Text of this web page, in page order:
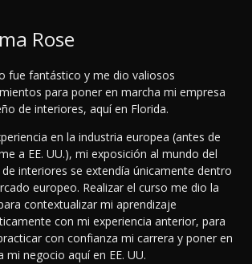
Rose
fue fantástico y me dio valiosos
para poner en marcha mi empresa
de interiores, aquí en Florida.
en la industria europea (antes de
a EE. UU.), mi exposición al mundo del
interiores se extendía únicamente dentro
europeo. Realizar el curso me dio la
contextualizar mi aprendizaje
con mi experiencia anterior, para
con confianza mi carrera y poner en
mi negocio aquí en EE. UU.